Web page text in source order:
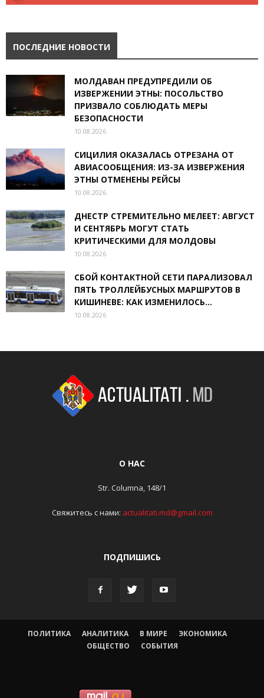
ПОСЛЕДНИЕ НОВОСТИ
МОЛДАВАН ПРЕДУПРЕДИЛИ ОБ
ИЗВЕРЖЕНИИ ЭТНЫ: ПОСОЛЬСТВО
ПРИЗВАЛО СОБЛЮДАТЬ МЕРЫ
БЕЗОПАСНОСТИ
10.08.2026
СИЦИЛИЯ ОКАЗАЛАСЬ ОТРЕЗАНА ОТ
АВИАСООБЩЕНИЯ: ИЗ-ЗА ИЗВЕРЖЕНИЯ
ЭТНЫ ОТМЕНЕНЫ РЕЙСЫ
10.08.2026
ДНЕСТР СТРЕМИТЕЛЬНО МЕЛЕЕТ: АВГУСТ
И СЕНТЯБРЬ МОГУТ СТАТЬ
КРИТИЧЕСКИМИ ДЛЯ МОЛДОВЫ
10.08.2026
СБОЙ КОНТАКТНОЙ СЕТИ ПАРАЛИЗОВАЛ
ПЯТЬ ТРОЛЛЕЙБУСНЫХ МАРШРУТОВ В
КИШИНЕВЕ: КАК ИЗМЕНИЛОСЬ...
10.08.2026
О НАС
Str. Columna, 148/1
Свяжитесь с нами: actualitati.md@gmail.com
ПОДПИШИСЬ
ПОЛИТИКА АНАЛИТИКА В МИРЕ
ЭКОНОМИКА
ОБЩЕСТВО
СОБЫТИЯ